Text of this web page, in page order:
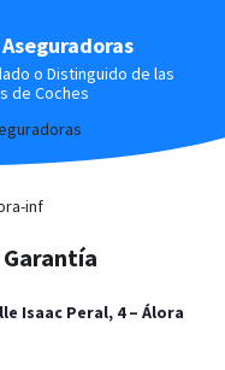
o Distinguido de las
de Coches
Garantía
Isaac Peral, 4– Álora